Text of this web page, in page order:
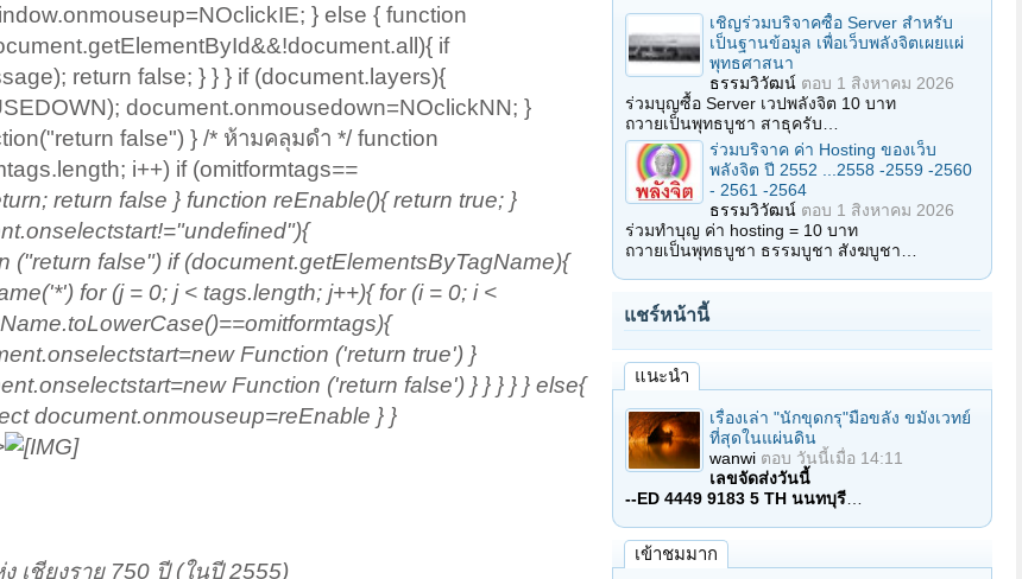
} else { function
if
return false; } } } if (document.layers){
document.onmousedown=NOclickNN; }
false") } /* ห้ามคลุมดำ */ function
i++) if (omitformtags==
return false } function reEnable(){ return true; }
("return false") if (document.getElementsByTagName){
for (j = 0; j < tags.length; j++){ for (i = 0; i <
){
Function ('return true') }
Function ('return false') } } } } } else{
document.onmouseup=reEnable } }
เชียงราย 750 ปี (ในปี 2555)
เชิญร่วมบริจาคซื้อ Server สำหรับ
เป็นฐานข้อมูล เพื่อเว็บพลังจิตเผยแผ่
พุทธศาสนา
ธรรมวิวัฒน์ ตอบ 1 สิงหาคม 2026
ร่วมบุญซื้อ Server เวปพลังจิต 10 บาท
ถวายเป็นพุทธบูชา สาธุครับ…
ร่วมบริจาค ค่า Hosting ของเว็บ
พลังจิต ปี 2552 ...2558 -2559 -2560
- 2561 -2564
ธรรมวิวัฒน์ ตอบ 1 สิงหาคม 2026
ร่วมทำบุญ ค่า hosting = 10 บาท
ถวายเป็นพุทธบูชา ธรรมบูชา สังฆบูชา…
แชร์หน้านี้
แนะนำ
เรื่องเล่า "นักขุดกรุ"มือขลัง ขมังเวทย์
ที่สุดในแผ่นดิน
wanwi ตอบ วันนี้เมื่อ 14:11
เลขจัดส่งวันนี้
--ED 4449 9183 5 TH นนทบุรี
เข้าชมมาก